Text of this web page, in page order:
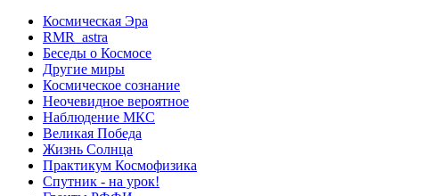
Космическая Эра
RMR_astra
Беседы о Космосе
Другие миры
Космическое сознание
Неочевидное вероятное
Наблюдение МКС
Великая Победа
Жизнь Солнца
Практикум Космофизика
Спутник - на урок!